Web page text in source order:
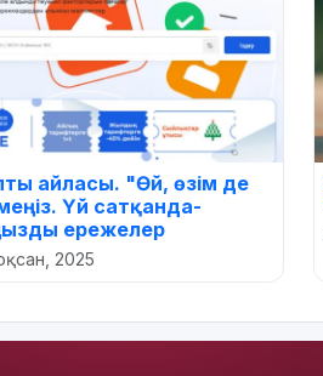
айласы. "Өй, өзім де
Үй сатқанда-
ережелер
2025